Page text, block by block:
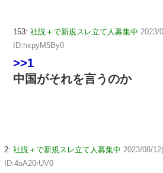
153: 社説＋で新規スレ立て人募集中 2023/
ID:hxpyM5By0
>>1
中国がそれを言うのか
2: 社説＋で新規スレ立て人募集中 2023/08/
ID:4uA20rUV0